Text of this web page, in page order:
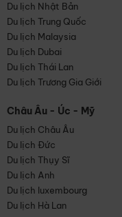
Du lịch Nhật Bản
Du lịch Trung Quốc
Du lịch Malaysia
Du lịch Dubai
Du lịch Thái Lan
Du lịch Trương Gia Giới
Châu Âu - Úc - Mỹ
Du lịch Châu Âu
Du lịch Đức
Du lịch Thụy Sĩ
Du lịch Anh
Du lịch luxembourg
Du lịch Hà Lan